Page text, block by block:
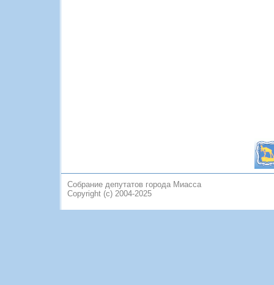
Собрание депутатов города Миасса
Copyright (c) 2004-2025